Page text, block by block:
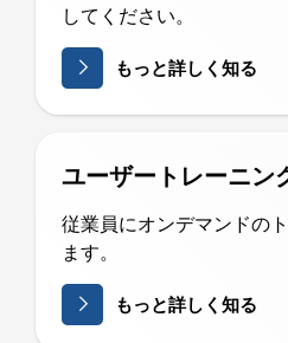
してください。
もっと詳しく知る
ユーザートレーニン
従業員にオンデマンドの
ます。
もっと詳しく知る